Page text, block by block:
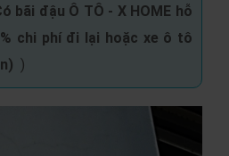
bãi đậu Ô TÔ - X HOME hỗ
chi phí đi lại hoặc xe ô tô
) )